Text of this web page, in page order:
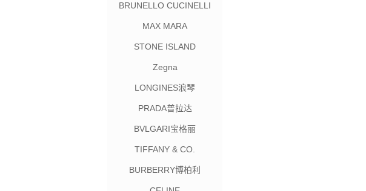
BRUNELLO CUCINELLI
MAX MARA
STONE ISLAND
Zegna
LONGINES浪琴
PRADA普拉达
BVLGARI宝格丽
TIFFANY & CO.
BURBERRY博柏利